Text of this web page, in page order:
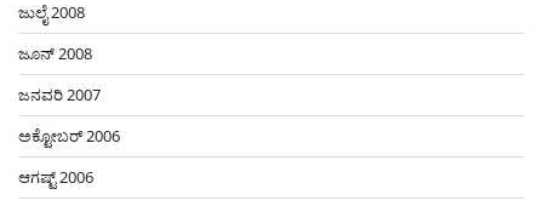
ಜುಲೈ 2008
ಜೂನ್ 2008
ಜನವರಿ 2007
ಅಕ್ಟೋಬರ್ 2006
ಆಗಷ್ಟ್ 2006